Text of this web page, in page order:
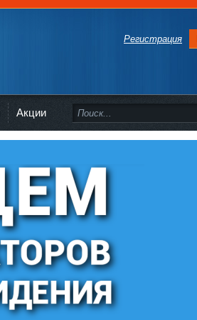
Регистрация
Акции